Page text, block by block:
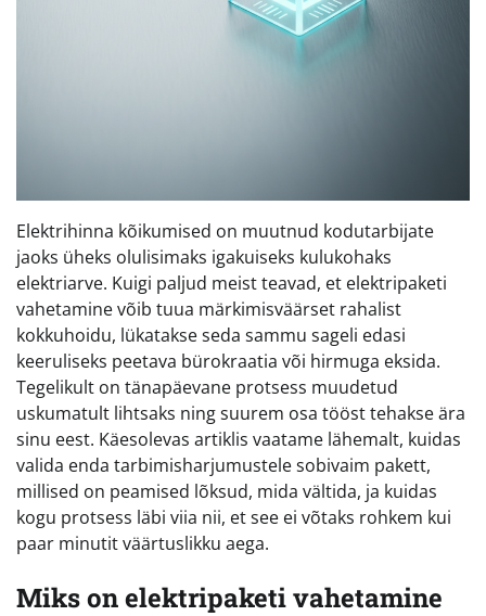
Elektrihinna kõikumised on muutnud kodutarbijate
jaoks üheks olulisimaks igakuiseks kulukohaks
elektriarve. Kuigi paljud meist teavad, et elektripaketi
vahetamine võib tuua märkimisväärset rahalist
kokkuhoidu, lükatakse seda sammu sageli edasi
keeruliseks peetava bürokraatia või hirmuga eksida.
Tegelikult on tänapäevane protsess muudetud
uskumatult lihtsaks ning suurem osa tööst tehakse ära
sinu eest. Käesolevas artiklis vaatame lähemalt, kuidas
valida enda tarbimisharjumustele sobivaim pakett,
millised on peamised lõksud, mida vältida, ja kuidas
kogu protsess läbi viia nii, et see ei võtaks rohkem kui
paar minutit väärtuslikku aega.
Miks on elektripaketi vahetamine